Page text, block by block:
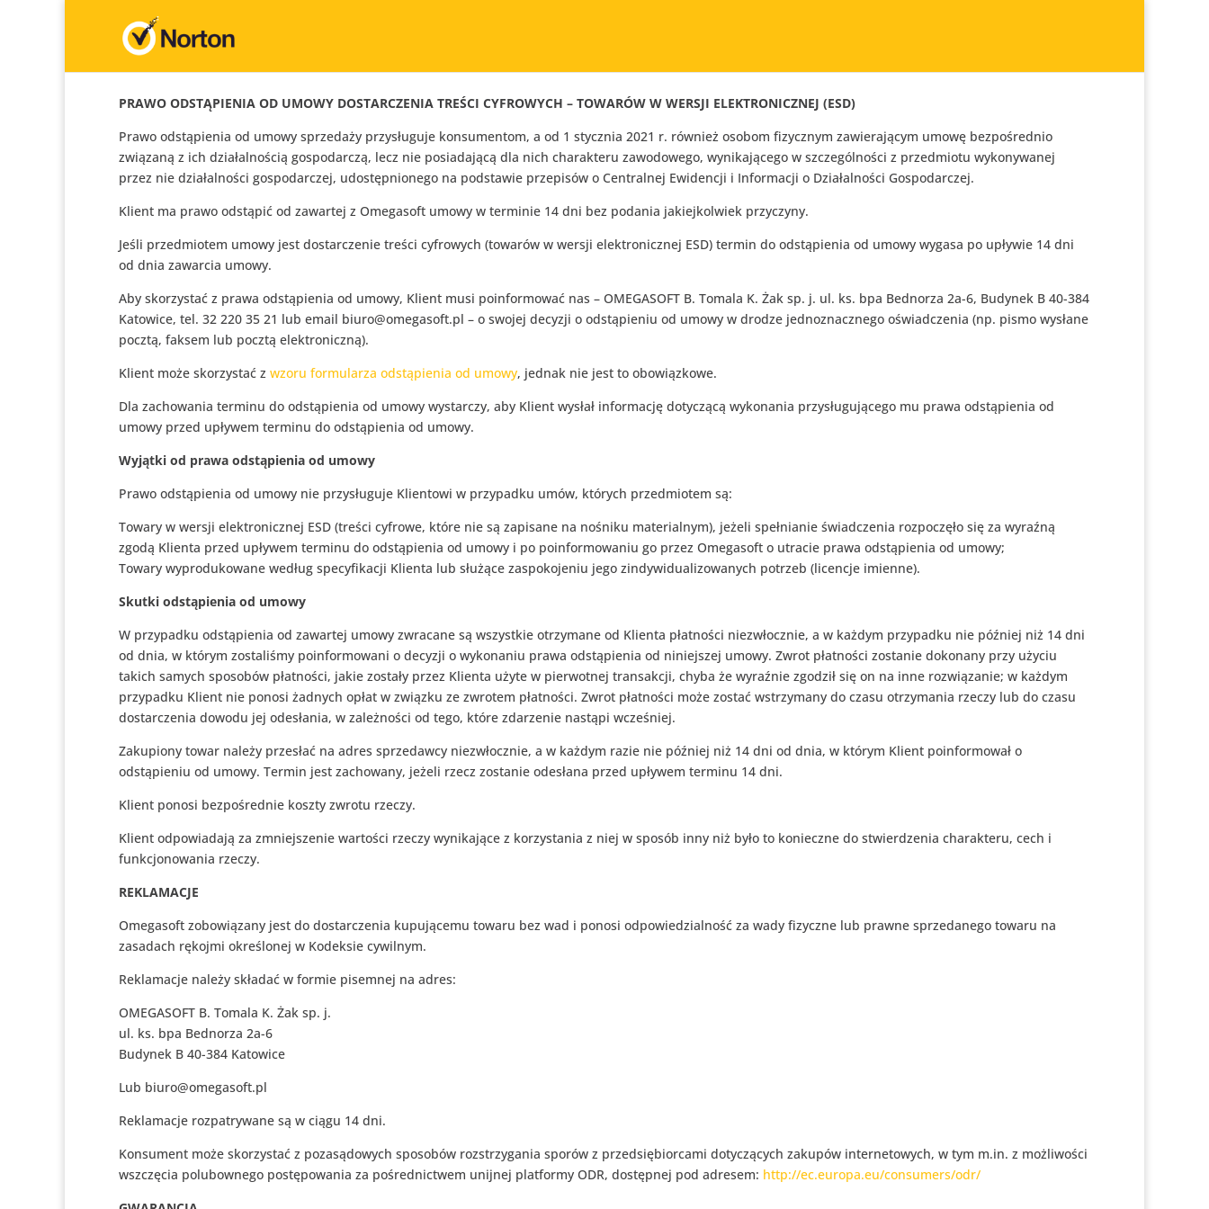
PRAWO ODSTĄPIENIA OD UMOWY DOSTARCZENIA TREŚCI CYFROWYCH – TOWARÓW W WERSJI ELEKTRONICZNEJ (ESD)
Prawo odstąpienia od umowy sprzedaży przysługuje konsumentom, a od 1 stycznia 2021 r. również osobom fizycznym zawierającym umowę bezpośrednio
związaną z ich działalnością gospodarczą, lecz nie posiadającą dla nich charakteru zawodowego, wynikającego w szczególności z przedmiotu wykonywanej
przez nie działalności gospodarczej, udostępnionego na podstawie przepisów o Centralnej Ewidencji i Informacji o Działalności Gospodarczej.
Klient ma prawo odstąpić od zawartej z Omegasoft umowy w terminie 14 dni bez podania jakiejkolwiek przyczyny.
Jeśli przedmiotem umowy jest dostarczenie treści cyfrowych (towarów w wersji elektronicznej ESD) termin do odstąpienia od umowy wygasa po upływie 14 dni
od dnia zawarcia umowy.
Aby skorzystać z prawa odstąpienia od umowy, Klient musi poinformować nas – OMEGASOFT B. Tomala K. Żak sp. j. ul. ks. bpa Bednorza 2a-6, Budynek B 40-384
Katowice, tel. 32 220 35 21 lub email biuro@omegasoft.pl – o swojej decyzji o odstąpieniu od umowy w drodze jednoznacznego oświadczenia (np. pismo wysłane
pocztą, faksem lub pocztą elektroniczną).
Klient może skorzystać z wzoru formularza odstąpienia od umowy, jednak nie jest to obowiązkowe.
Dla zachowania terminu do odstąpienia od umowy wystarczy, aby Klient wysłał informację dotyczącą wykonania przysługującego mu prawa odstąpienia od
umowy przed upływem terminu do odstąpienia od umowy.
Wyjątki od prawa odstąpienia od umowy
Prawo odstąpienia od umowy nie przysługuje Klientowi w przypadku umów, których przedmiotem są:
Towary w wersji elektronicznej ESD (treści cyfrowe, które nie są zapisane na nośniku materialnym), jeżeli spełnianie świadczenia rozpoczęło się za wyraźną
zgodą Klienta przed upływem terminu do odstąpienia od umowy i po poinformowaniu go przez Omegasoft o utracie prawa odstąpienia od umowy;
Towary wyprodukowane według specyfikacji Klienta lub służące zaspokojeniu jego zindywidualizowanych potrzeb (licencje imienne).
Skutki odstąpienia od umowy
W przypadku odstąpienia od zawartej umowy zwracane są wszystkie otrzymane od Klienta płatności niezwłocznie, a w każdym przypadku nie później niż 14 dni
od dnia, w którym zostaliśmy poinformowani o decyzji o wykonaniu prawa odstąpienia od niniejszej umowy. Zwrot płatności zostanie dokonany przy użyciu
takich samych sposobów płatności, jakie zostały przez Klienta użyte w pierwotnej transakcji, chyba że wyraźnie zgodził się on na inne rozwiązanie; w każdym
przypadku Klient nie ponosi żadnych opłat w związku ze zwrotem płatności. Zwrot płatności może zostać wstrzymany do czasu otrzymania rzeczy lub do czasu
dostarczenia dowodu jej odesłania, w zależności od tego, które zdarzenie nastąpi wcześniej.
Zakupiony towar należy przesłać na adres sprzedawcy niezwłocznie, a w każdym razie nie później niż 14 dni od dnia, w którym Klient poinformował o
odstąpieniu od umowy. Termin jest zachowany, jeżeli rzecz zostanie odesłana przed upływem terminu 14 dni.
Klient ponosi bezpośrednie koszty zwrotu rzeczy.
Klient odpowiadają za zmniejszenie wartości rzeczy wynikające z korzystania z niej w sposób inny niż było to konieczne do stwierdzenia charakteru, cech i
funkcjonowania rzeczy.
REKLAMACJE
Omegasoft zobowiązany jest do dostarczenia kupującemu towaru bez wad i ponosi odpowiedzialność za wady fizyczne lub prawne sprzedanego towaru na
zasadach rękojmi określonej w Kodeksie cywilnym.
Reklamacje należy składać w formie pisemnej na adres:
OMEGASOFT B. Tomala K. Żak sp. j.
ul. ks. bpa Bednorza 2a-6
Budynek B 40-384 Katowice
Lub biuro@omegasoft.pl
Reklamacje rozpatrywane są w ciągu 14 dni.
Konsument może skorzystać z pozasądowych sposobów rozstrzygania sporów z przedsiębiorcami dotyczących zakupów internetowych, w tym m.in. z możliwości
wszczęcia polubownego postępowania za pośrednictwem unijnej platformy ODR, dostępnej pod adresem: http://ec.europa.eu/consumers/odr/